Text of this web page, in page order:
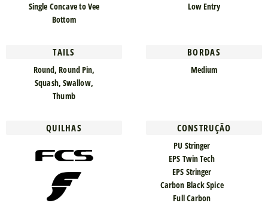
Single Concave to Vee
Bottom
Low Entry
TAILS
Round, Round Pin,
Squash, Swallow,
Thumb
BORDAS
Medium
QUILHAS CONSTRUÇÃO
PU Stringer
EPS Twin Tech
EPS Stringer
Carbon Black Spice
Full Carbon